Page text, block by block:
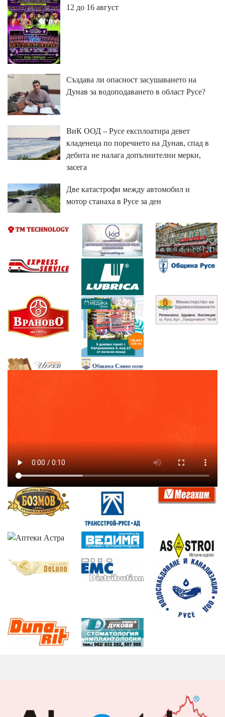
12 до 16 август
Създава ли опасност засушаването на
Дунав за водоподаването в област Русе?
ВиК ООД – Русе експлоатира девет
кладенеца по поречието на Дунав, спад в
дебита не налага допълнителни мерки,
засега
Две катастрофи между автомобил и
мотор станаха в Русе за ден